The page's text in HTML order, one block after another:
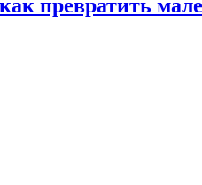
превратить